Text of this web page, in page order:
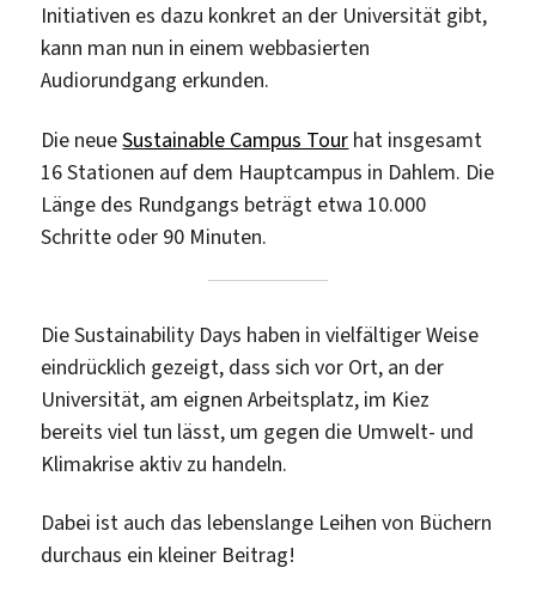
Initiativen es dazu konkret an der Universität gibt,
kann man nun in einem webbasierten
Audiorundgang erkunden.
Die neueSustainable Campus Tour hat insgesamt
16 Stationen auf dem Hauptcampus in Dahlem. Die
Länge des Rundgangs beträgt etwa 10.000
Schritte oder 90 Minuten.
Die Sustainability Days haben in vielfältiger Weise
eindrücklich gezeigt, dass sich vor Ort, an der
Universität, am eignen Arbeitsplatz, im Kiez
bereits viel tun lässt, um gegen die Umwelt- und
Klimakrise aktiv zu handeln.
Dabei ist auch das lebenslange Leihen von Büchern
durchaus ein kleiner Beitrag!